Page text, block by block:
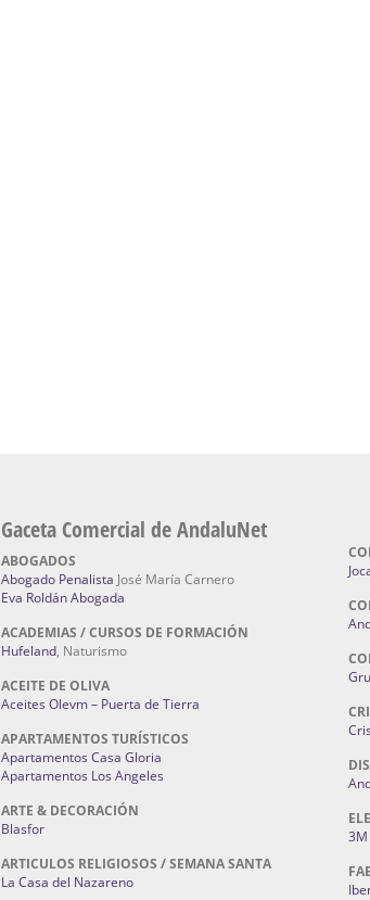
Gaceta Comercial de AndaluNet
ABOGADOS
Abogado Penalista José María Carnero
Eva Roldán Abogada
ACADEMIAS / CURSOS DE FORMACIÓN
Hufeland, Naturismo
ACEITE DE OLIVA
Aceites Olevm – Puerta de Tierra
APARTAMENTOS TURÍSTICOS
Apartamentos Casa Gloria
Apartamentos Los Angeles
ARTE & DECORACIÓN
Blasfor
ARTICULOS RELIGIOSOS / SEMANA SANTA
La Casa del Nazareno